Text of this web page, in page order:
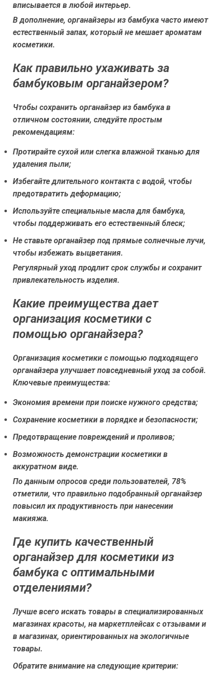
вписывается в любой интерьер.
В дополнение, органайзеры из бамбука часто имеют
естественный запах, который не мешает ароматам
косметики.
Как правильно ухаживать за
бамбуковым органайзером?
Чтобы сохранить органайзер из бамбука в
отличном состоянии, следуйте простым
рекомендациям:
Протирайте сухой или слегка влажной тканью для
удаления пыли;
Избегайте длительного контакта с водой, чтобы
предотвратить деформацию;
Используйте специальные масла для бамбука,
чтобы поддерживать его естественный блеск;
Не ставьте органайзер под прямые солнечные лучи,
чтобы избежать выцветания.
Регулярный уход продлит срок службы и сохранит
привлекательность изделия.
Какие преимущества дает
организация косметики с
помощью органайзера?
Организация косметики с помощью подходящего
органайзера улучшает повседневный уход за собой.
Ключевые преимущества:
Экономия времени при поиске нужного средства;
Сохранение косметики в порядке и безопасности;
Предотвращение повреждений и проливов;
Возможность демонстрации косметики в
аккуратном виде.
По данным опросов среди пользователей, 78%
отметили, что правильно подобранный органайзер
повысил их продуктивность при нанесении
макияжа.
Где купить качественный
органайзер для косметики из
бамбука с оптимальными
отделениями?
Лучше всего искать товары в специализированных
магазинах красоты, на маркетплейсах с отзывами и
в магазинах, ориентированных на экологичные
товары.
Обратите внимание на следующие критерии: